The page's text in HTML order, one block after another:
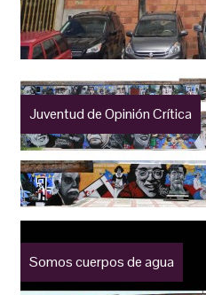
Juventud de Opinión Crítica
Somos cuerpos de agua